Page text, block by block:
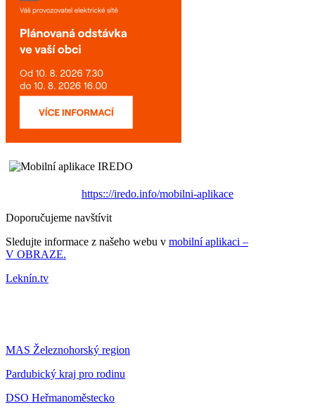
https:://iredo.info/mobilni-aplikace
Doporučujeme navštívit
Sledujte informace z našeho webu v mobilní aplikaci –
V OBRAZE.
Leknín.tv
MAS Železnohorský region
Pardubický kraj pro rodinu
DSO Heřmanoměstecko